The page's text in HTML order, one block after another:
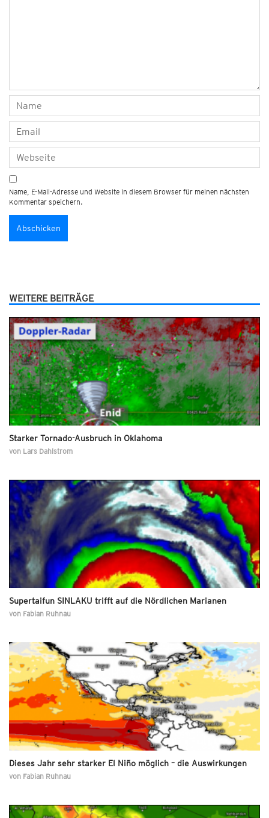
Name, E-Mail-Adresse und Website in diesem Browser für meinen nächsten
Kommentar speichern.
WEITERE BEITRÄGE
Starker Tornado-Ausbruch in Oklahoma
von Lars Dahlstrom
Supertaifun SINLAKU trifft auf die Nördlichen Marianen
von Fabian Ruhnau
Dieses Jahr sehr starker El Niño möglich – die Auswirkungen
von Fabian Ruhnau